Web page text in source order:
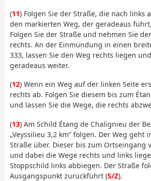
(11) Folgen Sie der Straße, die nach links
den markierten Weg, der geradeaus
Folgen Sie der Straße und nehmen Sie
rechts. An der Einmündung in einen
333, lassen Sie den Weg rechts liegen
geradeaus weiter.
(12) Wenn ein Weg auf der linken Seite
rechts ab. Folgen Sie diesem bis zum
und lassen Sie die Wege, die rechts
(13) Am Schild Étang de Chalignieu der
„Veyssilieu 3,2 km” folgen. Der Weg geht
Straße über. Dieser bis zum Ortseingang
und dabei die Wege rechts und links
Stoppschild links abbiegen. Der Straße
Ausgangspunkt zurückführt (S/Z).